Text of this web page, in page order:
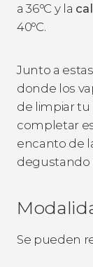
a 36ºC y la
40ºC.
Junto a
donde los
de limpiar tu
completar
encanto de
degustando
Se pueden